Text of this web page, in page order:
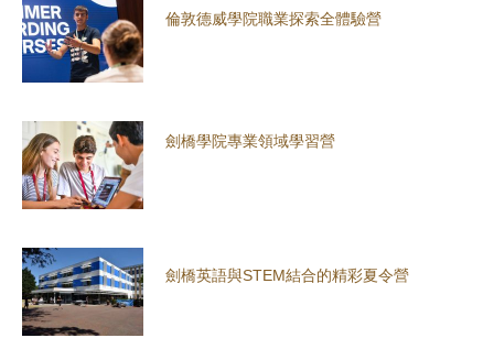
倫敦德威學院職業探索全體驗營
劍橋學院專業領域學習營
劍橋英語與STEM結合的精彩夏令營